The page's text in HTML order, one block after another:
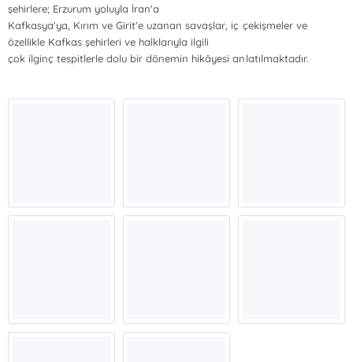
şehirlere; Erzurum yoluyla İran'a
Kafkasya'ya, Kırım ve Girit'e uzanan savaşlar, iç çekişmeler ve
özellikle Kafkas şehirleri ve halklarıyla ilgili
çok ilginç tespitlerle dolu bir dönemin hikâyesi anlatılmaktadır.